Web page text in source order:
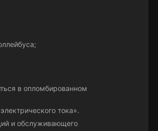
в опломбированном
тока».
и обслуживающего